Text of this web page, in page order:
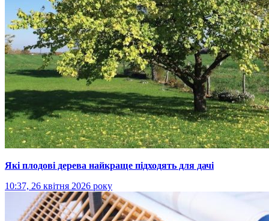
Які плодові дерева найкраще підходять для дачі
10:37, 26 квітня 2026 року